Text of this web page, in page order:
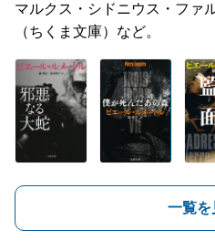
マルクス・シドニウス・ファ
（ちくま文庫）など。
一覧を